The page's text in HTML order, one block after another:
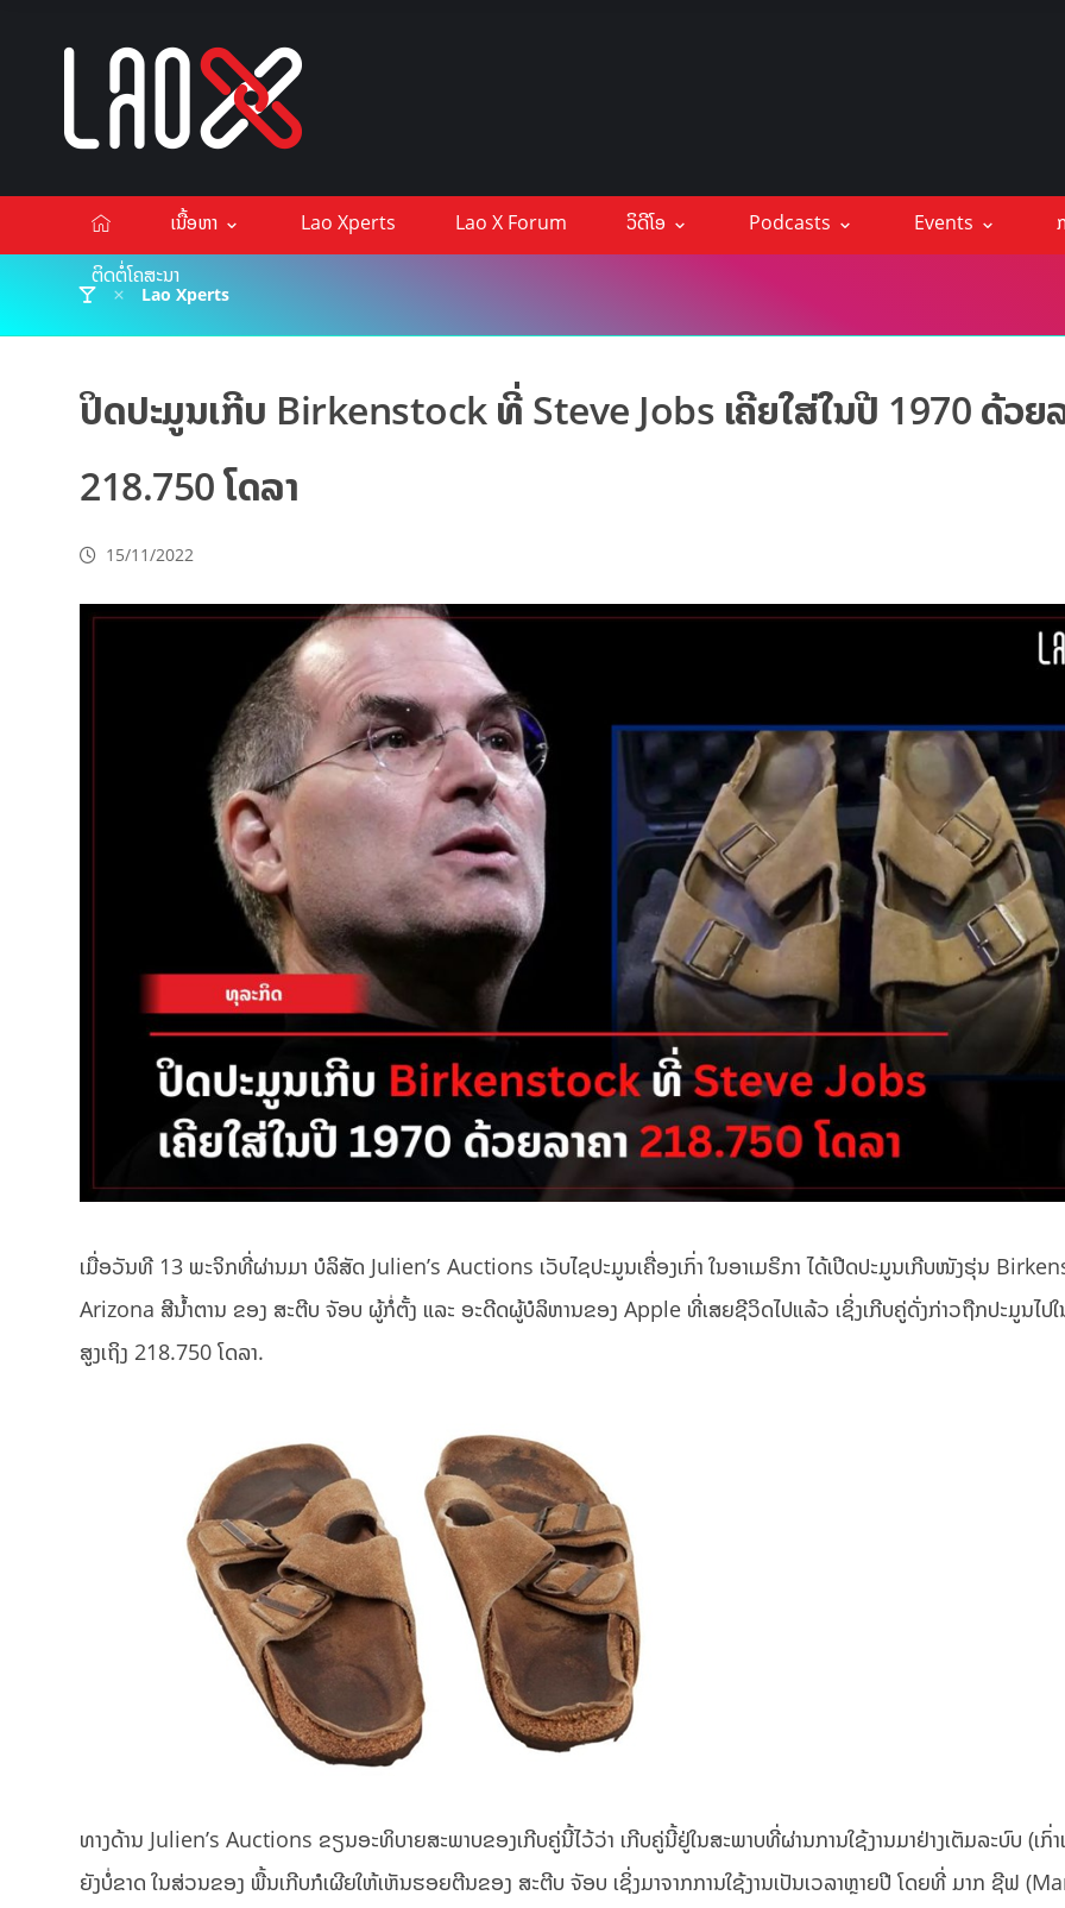
ເນື້ອຫາ Lao Xperts Lao X Forum ວິດີໂອ Podcasts Events
ຕິດຕໍ່ໂຄສະນາ
Lao Xperts
ປິດປະມູນເກີບ Birkenstock ທີ່ Steve Jobs ເຄີຍໃສ່ໃນປີ 1970 ດ້ວຍ
218.750 ໂດລາ
15/11/2022
ເມື່ອວັນທີ 13 ພະຈິກທີ່ຜ່ານມາ ບໍລິສັດ Julien’s Auctions ເວັບໄຊປະມູນເຄື່ອງເກົ່າ ໃນອາເມຣິກາ ໄດ້ເປີດປະມູນເກີບໜັງຮຸ່ນ
Arizona ສີນໍ້າຕານ ຂອງ ສະຕີບ ຈັອບ ຜູ້ກໍ່ຕັ້ງ ແລະ ອະດີດຜູ້ບໍລິຫານຂອງ Apple ທີ່ເສຍຊີວິດໄປແລ້ວ ເຊິ່ງເກີບຄູ່ດັ່ງກ່າວຖືກປະມູນໄປໃ
ສູງເຖິງ 218.750 ໂດລາ.
ທາງດ້ານ Julien’s Auctions ຂຽນອະທິບາຍສະພາບຂອງເກີບຄູ່ນີ້ໄວ້ວ່າ ເກີບຄູ່ນີ້ຢູ່ໃນສະພາບທີ່ຜ່ານການໃຊ້ງານມາຢ່າງເຕັມລະບົບ (ເກົ່
ຍັງບໍ່ຂາດ ໃນສ່ວນຂອງ ພື້ນເກີບກໍເຜີຍໃຫ້ເຫັນຮອຍຕີນຂອງ ສະຕີບ ຈັອບ ເຊິ່ງມາຈາກການໃຊ້ງານເປັນເວລາຫຼາຍປີ ໂດຍທີ່ ມາກ ຊີຟ